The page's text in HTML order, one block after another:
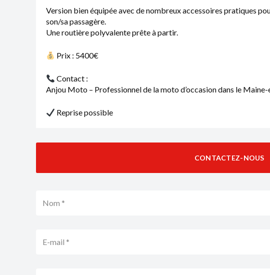
Version bien équipée avec de nombreux accessoires pratiques
son/sa passagère.
Une routière polyvalente prête à partir.
Prix : 5400€
Contact :
Anjou Moto – Professionnel de la moto d’occasion dans le
Reprise possible
CONTACTEZ-NOUS